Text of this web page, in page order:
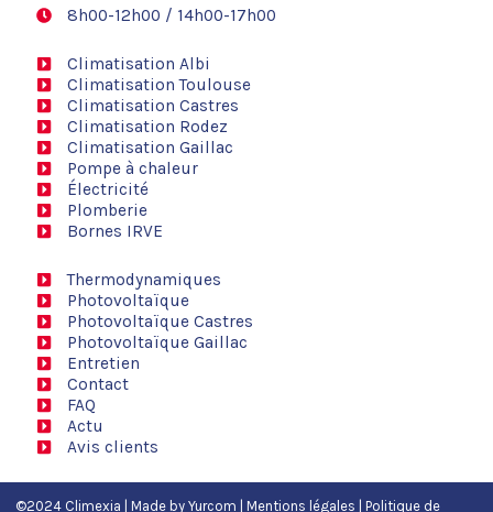
8h00-12h00 / 14h00-17h00
Climatisation Albi
Climatisation Toulouse
Climatisation Castres
Climatisation Rodez
Climatisation Gaillac
Pompe à chaleur
Électricité
Plomberie
Bornes IRVE
Thermodynamiques
Photovoltaïque
Photovoltaïque Castres
Photovoltaïque Gaillac
Entretien
Contact
FAQ
Actu
Avis clients
©2024 Climexia | Made byYurcom Mentions légales Politique de